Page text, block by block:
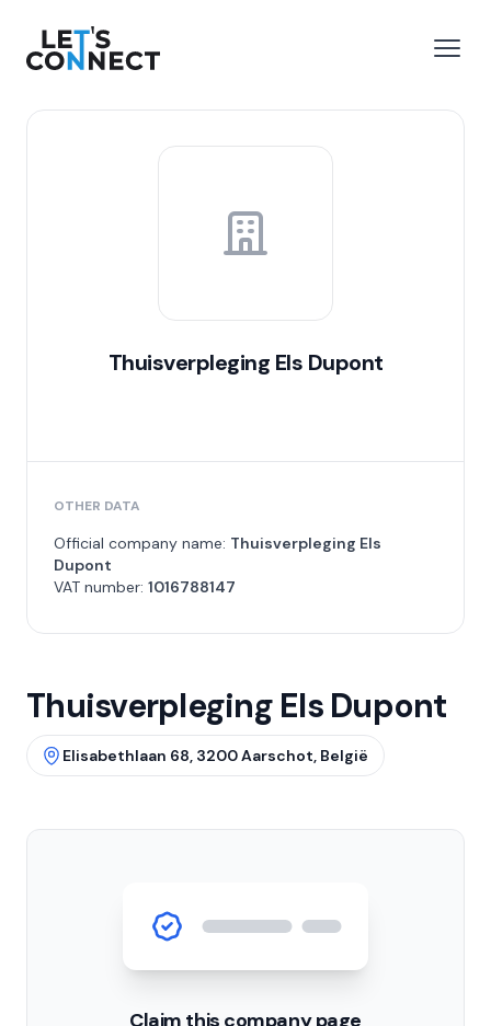
Let's Connect
Thuisverpleging Els Dupont
OTHER DATA
Official company name: Thuisverpleging Els
Dupont
VAT number: 1016788147
Thuisverpleging Els Dupont
Elisabethlaan 68, 3200 Aarschot, België
Claim this company page